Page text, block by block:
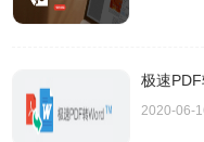
极速
2020-06-